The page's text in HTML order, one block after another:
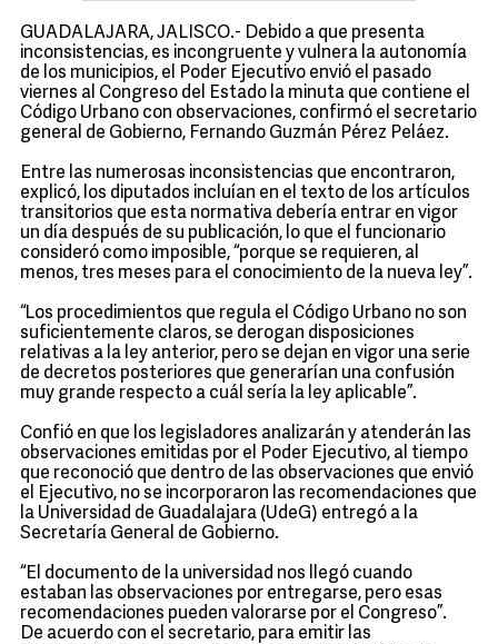
GUADALAJARA, JALISCO.- Debido a que presenta
inconsistencias, es incongruente y vulnera la autonomía
de los municipios, el Poder Ejecutivo envió el pasado
viernes al Congreso del Estado la minuta que contiene el
Código Urbano con observaciones, confirmó el secretario
general de Gobierno, Fernando Guzmán Pérez Peláez.
Entre las numerosas inconsistencias que encontraron,
explicó, los diputados incluían en el texto de los artículos
transitorios que esta normativa debería entrar en vigor
un día después de su publicación, lo que el funcionario
consideró como imposible, “porque se requieren, al
menos, tres meses para el conocimiento de la nueva ley”.
“Los procedimientos que regula el Código Urbano no son
suficientemente claros, se derogan disposiciones
relativas a la ley anterior, pero se dejan en vigor una serie
de decretos posteriores que generarían una confusión
muy grande respecto a cuál sería la ley aplicable”.
Confió en que los legisladores analizarán y atenderán las
observaciones emitidas por el Poder Ejecutivo, al tiempo
que reconoció que dentro de las observaciones que envió
el Ejecutivo, no se incorporaron las recomendaciones que
la Universidad de Guadalajara (UdeG) entregó a la
Secretaría General de Gobierno.
“El documento de la universidad nos llegó cuando
estaban las observaciones por entregarse, pero esas
recomendaciones pueden valorarse por el Congreso”.
De acuerdo con el secretario, para emitir las